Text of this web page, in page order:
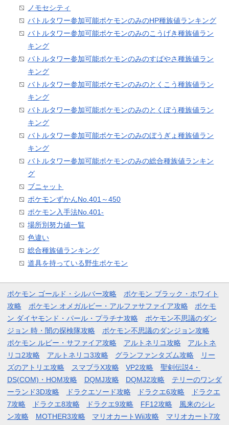
ノモセシティ
バトルタワー参加可能ポケモンのみのHP種族値ランキング
バトルタワー参加可能ポケモンのみのこうげき種族値ラン
キング
バトルタワー参加可能ポケモンのみのすばやさ種族値ラン
キング
バトルタワー参加可能ポケモンのみのとくこう種族値ラン
キング
バトルタワー参加可能ポケモンのみのとくぼう種族値ラン
キング
バトルタワー参加可能ポケモンのみのぼうぎょ種族値ラン
キング
バトルタワー参加可能ポケモンのみの総合種族値ランキン
グ
ブニャット
ポケモンずかんNo.401～450
ポケモン入手法No.401-
場所別努力値一覧
色違い
総合種族値ランキング
道具を持っている野生ポケモン
ポケモン ゴールド・シルバー攻略
ポケモン ブラック・ホワイト
攻略
ポケモン オメガルビー・アルファサファイア攻略
ポケモ
ン ダイヤモンド・パール・プラチナ攻略
ポケモン不思議のダン
ジョン 時・闇の探検隊攻略
ポケモン不思議のダンジョン攻略
ポケモン ルビー・サファイア攻略
アルトネリコ攻略
アルトネ
リコ2攻略
アルトネリコ3攻略 グランファンタズム攻略
リー
ズのアトリエ攻略
スマブラX攻略 VP2攻略
聖剣伝説4・
DS(COM)・HOM攻略
DQMJ攻略 DQMJ2攻略
テリーのワンダ
ーランド3D攻略
ドラクエソード攻略 ドラクエ6攻略
ドラクエ
7攻略
ドラクエ8攻略 ドラクエ9攻略 FF12攻略
風来のシレ
ン攻略
MOTHER3攻略 マリオカートWii攻略
マリオカート7攻